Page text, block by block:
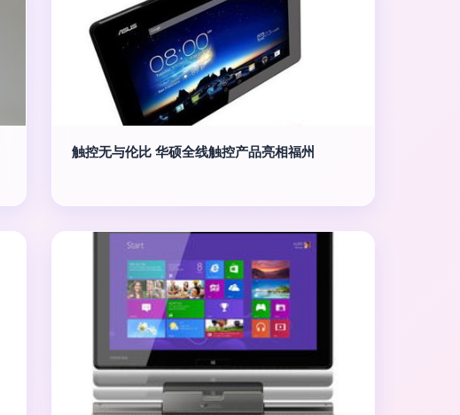
触控无与伦比 华硕全线触控产品亮相福州